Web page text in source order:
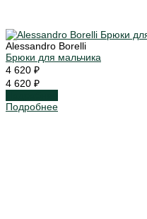
Alessandro Borelli
Брюки для мальчика
4 620 ₽
4 620 ₽
Подробнее